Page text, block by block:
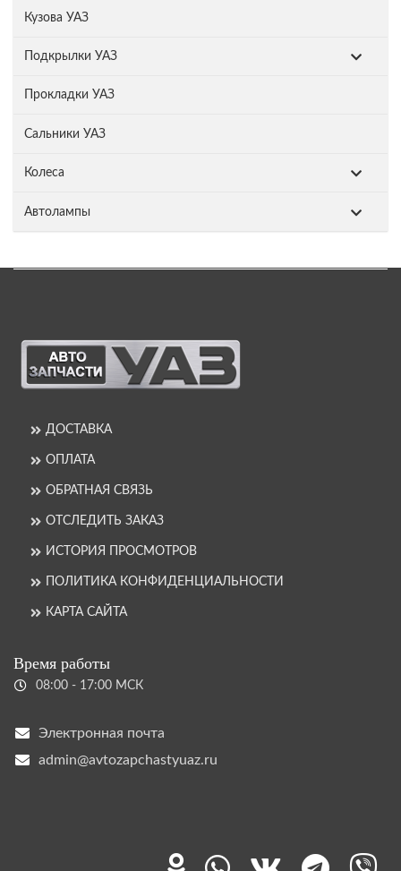
Кузова УАЗ
Подкрылки УАЗ
Прокладки УАЗ
Сальники УАЗ
Колеса
Автолампы
ДОСТАВКА
ОПЛАТА
ОБРАТНАЯ СВЯЗЬ
ОТСЛЕДИТЬ ЗАКАЗ
ИСТОРИЯ ПРОСМОТРОВ
ПОЛИТИКА КОНФИДЕНЦИАЛЬНОСТИ
КАРТА САЙТА
Время работы
08:00 - 17:00 МСК
Электронная почта
admin@avtozapchastyuaz.ru